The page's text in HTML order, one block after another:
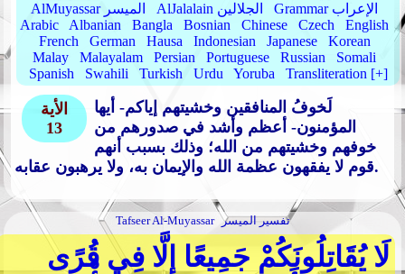
AlMuyassar الميسر
AlJalalain الجلالين
Grammar الإعراب
Arabic
Albanian Bangla Bosnian Chinese Czech
English
French
German Hausa Indonesian Japanese
Korean
Malay
Malayalam Persian Portuguese Russian
Somali
Spanish
Swahili Turkish Urdu Yoruba Transliteration [+]
الأية
13
لَخوفُ المنافقين وخشيتهم إياكم- أيها
المؤمنون- أعظم وأشد في صدورهم من
خوفهم وخشيتهم من الله؛ وذلك بسبب أنهم
قوم لا يفقهون عظمة الله والإيمان به، ولا يرهبون عقابه.
Tafseer Al-Muyassar تفسير الميسر
لَا يُقَاتِلُونَكُمْ جَمِيعًا إِلَّا فِي قُرًى